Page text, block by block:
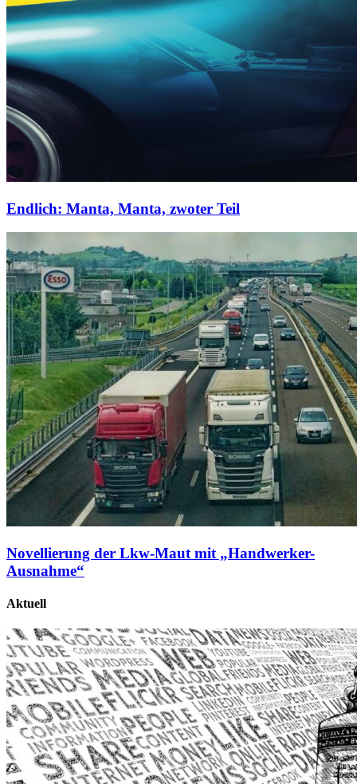
Endlich: Manta, Manta, zwoter Teil
Novellierung der Lkw-Maut mit „Handwerker-
Ausnahme“
Aktuell